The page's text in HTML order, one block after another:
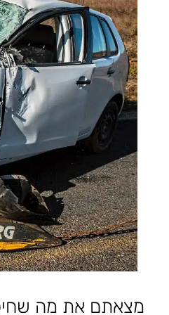
מצאתם את מה